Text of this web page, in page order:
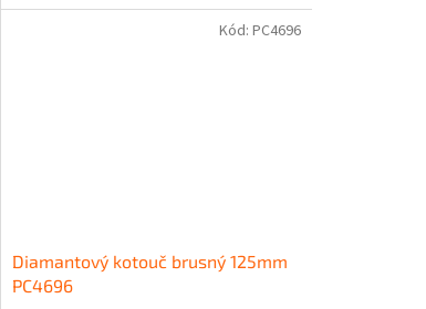
Diamantový kotouč brusný 125mm
PC4696
Kód: PC4696